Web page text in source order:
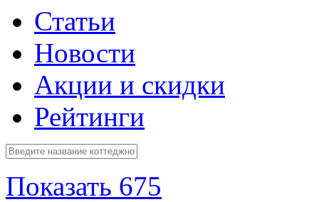
Статьи
Новости
Акции и скидки
Рейтинги
Показать 675